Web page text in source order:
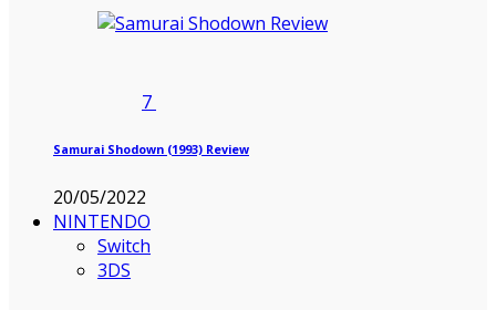
7
Samurai Shodown (1993) Review
20/05/2022
NINTENDO
Switch
3DS